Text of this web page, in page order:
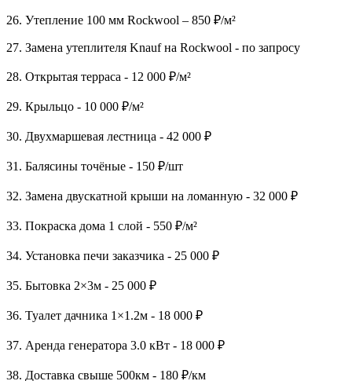
26. Утепление 100 мм Rockwool – 850 ₽/м²
27. Замена утеплителя Knauf на Rockwool - по запросу
28. Открытая терраса - 12 000 ₽/м²
29. Крыльцо - 10 000 ₽/м²
30. Двухмаршевая лестница - 42 000 ₽
31. Балясины точёные - 150 ₽/шт
32. Замена двускатной крыши на ломанную - 32 000 ₽
33. Покраска дома 1 слой - 550 ₽/м²
34. Установка печи заказчика - 25 000 ₽
35. Бытовка 2×3м - 25 000 ₽
36. Туалет дачника 1×1.2м - 18 000 ₽
37. Аренда генератора 3.0 кВт - 18 000 ₽
38. Доставка свыше 500км - 180 ₽/км